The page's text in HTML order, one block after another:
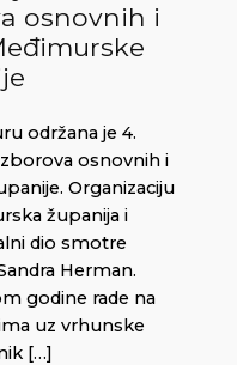
osnovnih i
održana je 4.
osnovnih i
Organizaciju
županija i
dio smotre
Herman.
godine rade na
uz vrhunske
[…]